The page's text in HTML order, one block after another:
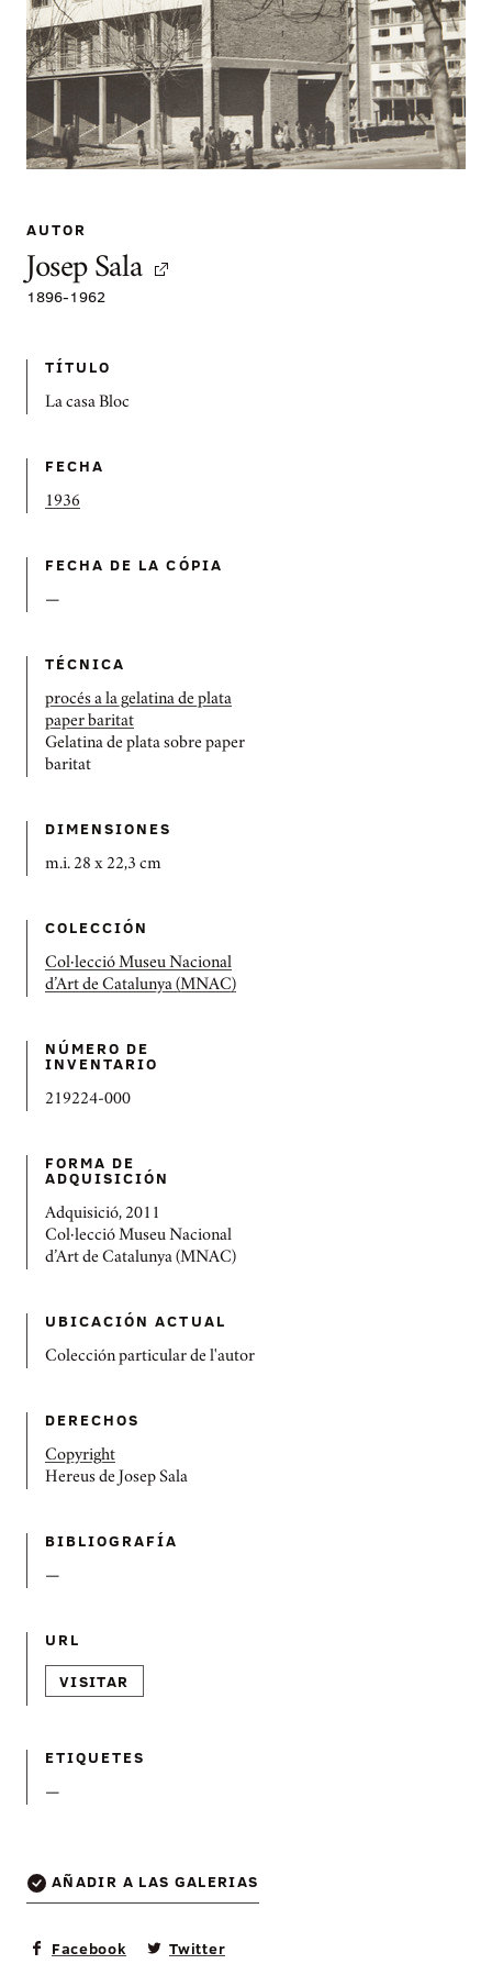
AUTOR
Josep Sala
1896-1962
TÍTULO
La casa Bloc
FECHA
1936
FECHA DE LA CÓPIA
—
TÉCNICA
procés a la gelatina de plata
paper baritat
Gelatina de plata sobre paper
baritat
DIMENSIONES
m.i. 28 x 22,3 cm
COLECCIÓN
Col·lecció Museu Nacional
d’Art de Catalunya (MNAC)
NÚMERO DE
INVENTARIO
219224-000
FORMA DE
ADQUISICIÓN
Adquisició, 2011
Col·lecció Museu Nacional
d’Art de Catalunya (MNAC)
UBICACIÓN ACTUAL
Colección particular de l'autor
DERECHOS
Copyright
Hereus de Josep Sala
BIBLIOGRAFÍ­A
—
URL
VISITAR
ETIQUETES
—
AÑADIR A LAS GALERIAS
Facebook Twitter